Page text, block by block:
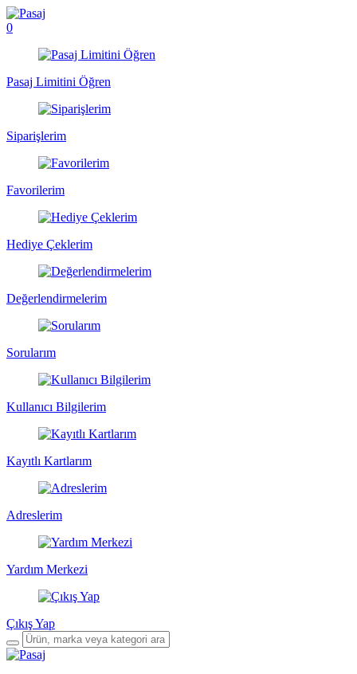
0
Pasaj Limitini Öğren
Siparişlerim
Favorilerim
Hediye Çeklerim
Değerlendirmelerim
Sorularım
Kullanıcı Bilgilerim
Kayıtlı Kartlarım
Adreslerim
Yardım Merkezi
Çıkış Yap